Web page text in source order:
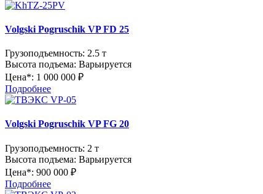
Volgski Pogruschik VP FD 25
Грузоподъемность: 2.5 т
Высота подъема: Варьируется
Цена*: 1 000 000 ₽
Подробнее
Volgski Pogruschik VP FG 20
Грузоподъемность: 2 т
Высота подъема: Варьируется
Цена*: 900 000 ₽
Подробнее